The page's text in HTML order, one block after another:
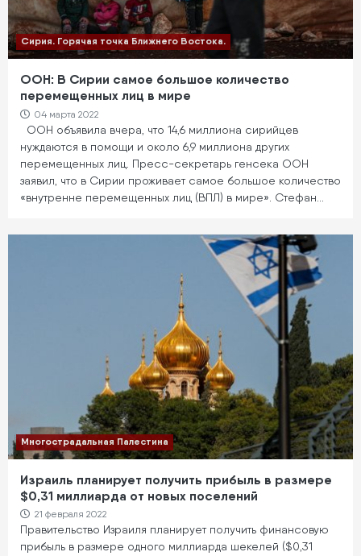
Сирия. Горячая точка Ближнего Востока.
ООН: В Сирии самое большое количество
перемещенных лиц в мире
04 марта 2022
ООН объявила вчера, что 14,6 миллиона сирийцев
нуждаются в помощи и около 6,9 миллиона других
перемещенных лиц. Пресс-секретарь генсека ООН
заявил, что в Сирии проживает самое большое количество
«внутренне перемещенных лиц (ВПЛ) в мире». Стефан…
Многострадальная Палестина
Израиль планирует получить прибыль в размере
$0,31 миллиарда от новых поселений
21 февраля 2022
Правительство Израиля планирует получить финансовую
прибыль в размере одного миллиарда шекелей ($0,31